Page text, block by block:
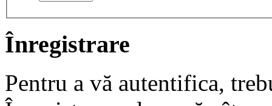
Înregistrare
Pentru a vă autentifica,